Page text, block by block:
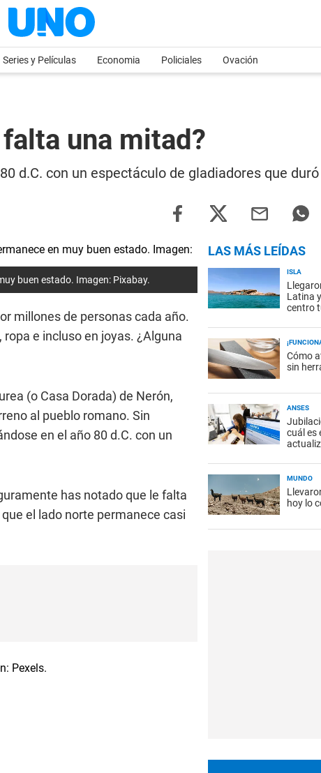
Series y Películas Economia Policiales Ovación
una mitad?
d.C. con un espectáculo de gladiadores que
buen estado. Imagen: Pixabay.
millones de personas cada año.
e incluso en joyas. ¿Alguna
(o Casa Dorada) de Nerón,
al pueblo romano. Sin
en el año 80 d.C. con un
has notado que le falta
el lado norte permanece casi
LAS MÁS LEÍDAS
ISLA
Latina
centro
Cómo
sin
ANSES
cuál es
MUNDO
hoy lo